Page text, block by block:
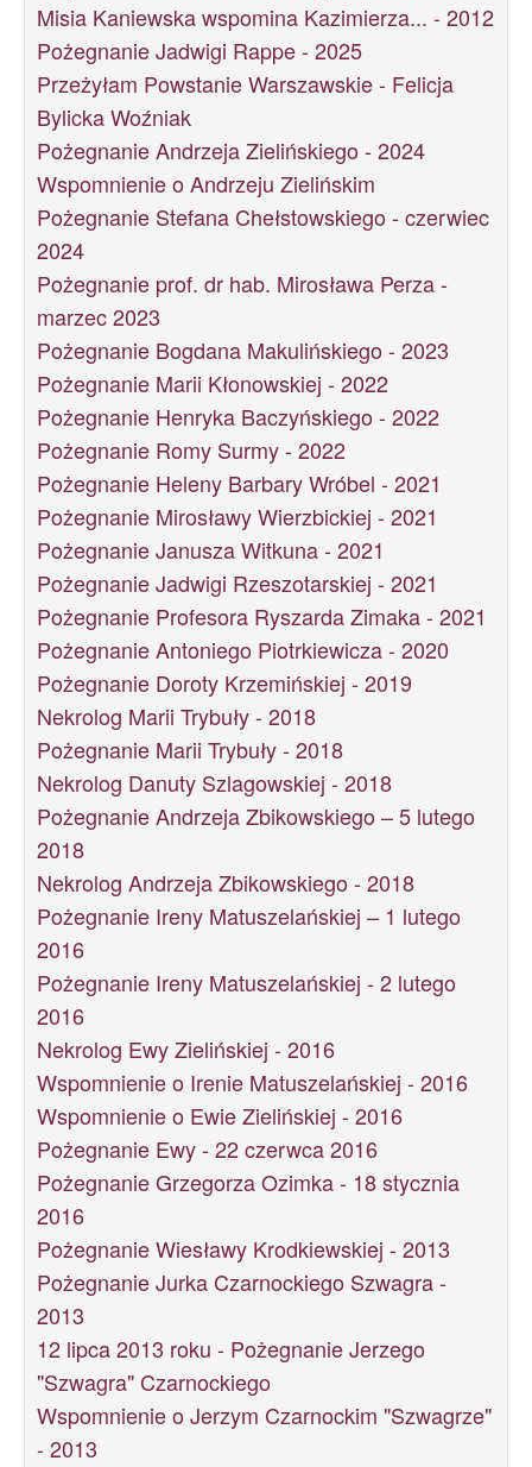
Misia Kaniewska wspomina Kazimierza... - 2012
Pożegnanie Jadwigi Rappe - 2025
Przeżyłam Powstanie Warszawskie - Felicja
Bylicka Woźniak
Pożegnanie Andrzeja Zielińskiego - 2024
Wspomnienie o Andrzeju Zielińskim
Pożegnanie Stefana Chełstowskiego - czerwiec
2024
Pożegnanie prof. dr hab. Mirosława Perza -
marzec 2023
Pożegnanie Bogdana Makulińskiego - 2023
Pożegnanie Marii Kłonowskiej - 2022
Pożegnanie Henryka Baczyńskiego - 2022
Pożegnanie Romy Surmy - 2022
Pożegnanie Heleny Barbary Wróbel - 2021
Pożegnanie Mirosławy Wierzbickiej - 2021
Pożegnanie Janusza Witkuna - 2021
Pożegnanie Jadwigi Rzeszotarskiej - 2021
Pożegnanie Profesora Ryszarda Zimaka - 2021
Pożegnanie Antoniego Piotrkiewicza - 2020
Pożegnanie Doroty Krzemińskiej - 2019
Nekrolog Marii Trybuły - 2018
Pożegnanie Marii Trybuły - 2018
Nekrolog Danuty Szlagowskiej - 2018
Pożegnanie Andrzeja Zbikowskiego – 5 lutego
2018
Nekrolog Andrzeja Zbikowskiego - 2018
Pożegnanie Ireny Matuszelańskiej – 1 lutego
2016
Pożegnanie Ireny Matuszelańskiej - 2 lutego
2016
Nekrolog Ewy Zielińskiej - 2016
Wspomnienie o Irenie Matuszelańskiej - 2016
Wspomnienie o Ewie Zielińskiej - 2016
Pożegnanie Ewy - 22 czerwca 2016
Pożegnanie Grzegorza Ozimka - 18 stycznia
2016
Pożegnanie Wiesławy Krodkiewskiej - 2013
Pożegnanie Jurka Czarnockiego Szwagra -
2013
12 lipca 2013 roku - Pożegnanie Jerzego
"Szwagra" Czarnockiego
Wspomnienie o Jerzym Czarnockim "Szwagrze"
- 2013